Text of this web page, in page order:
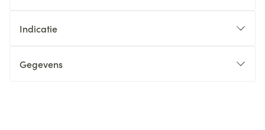
Indicatie
Gegevens